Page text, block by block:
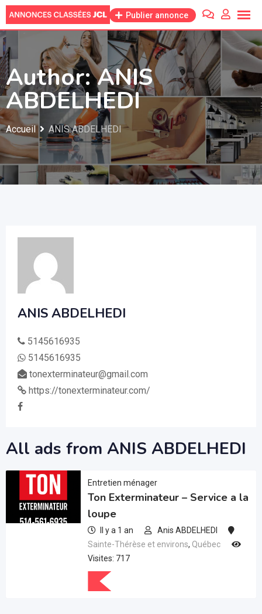
Skip
to
content
Publier annonce
Author: ANIS
ABDELHEDI
Accueil ANIS ABDELHEDI
ANIS ABDELHEDI
5145616935
5145616935
tonexterminateur@gmail.com
https://tonexterminateur.com/
All ads from ANIS ABDELHEDI
Entretien ménager
Ton Exterminateur – Service a la
loupe
Il y a 1 an
Anis ABDELHEDI
Sainte-Thérèse et environs, Québec
Visites: 717